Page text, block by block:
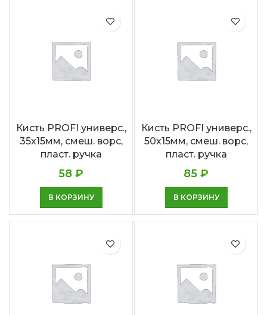
Кисть PROFI универс.,
35х15мм, смеш. ворс,
пласт. ручка
58 ₽
В КОРЗИНУ
Кисть PROFI универс.,
50х15мм, смеш. ворс,
пласт. ручка
85 ₽
В КОРЗИНУ